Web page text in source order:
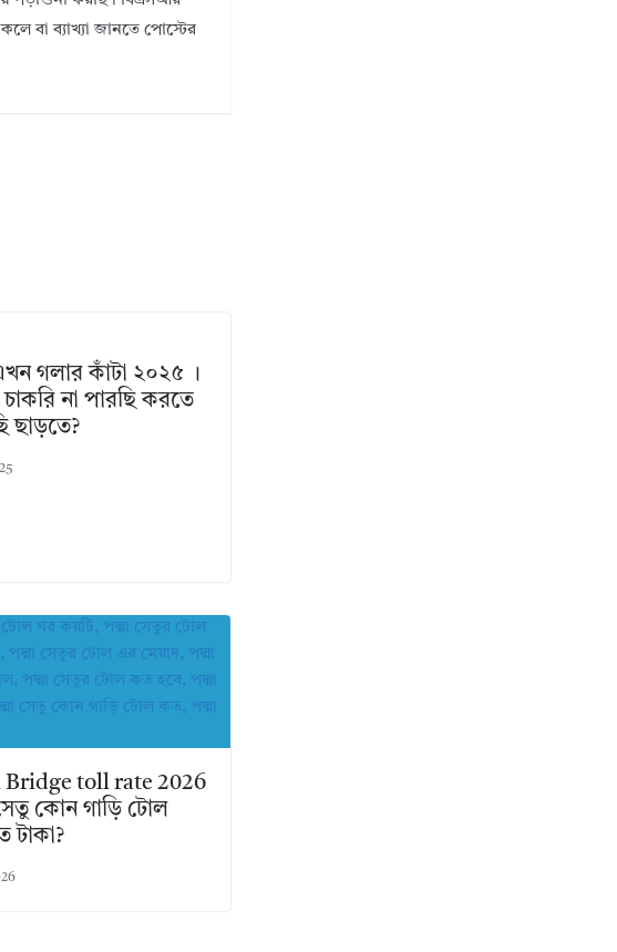
বা ব্যাখ্যা জানতে পোস্টের
গলার কাঁটা ২০২৫ ।
না পারছি করতে
ছাড়তে?
Bridge toll rate 2026
সেতু কোন গাড়ি টোল
টাকা?